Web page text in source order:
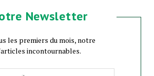
Newsletter
les premiers du mois, notre
incontournables.